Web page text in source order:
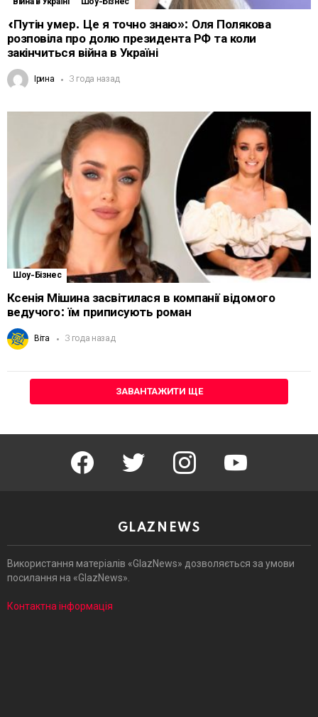
Війна в Україні Шоу-Бізнес
«Путін умер. Це я точно знаю»: Оля Полякова
розповіла про долю президента РФ та коли
закінчиться війна в Україні
Ірина 3 года назад
Шоу-Бізнес
Ксенія Мішина засвітилася в компанії відомого
ведучого: їм приписують роман
Віта 3 года назад
ЗАВАНТАЖИТИ ЩЕ
facebook twitter instagram youtube
GLAZNEWS
Використання матеріалів «GlazNews» дозволяється за умови
посилання на «GlazNews».
Контактна інформація